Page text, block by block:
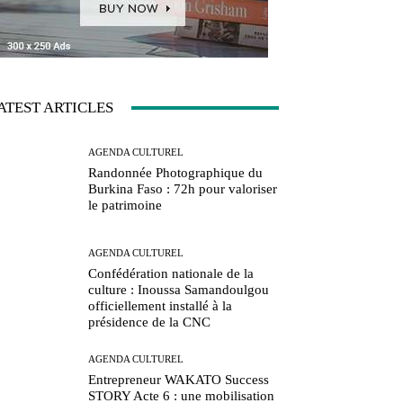
ARTICLES
AGENDA CULTUREL
Randonnée Photographique du
Burkina Faso : 72h pour valoriser
le patrimoine
AGENDA CULTUREL
Confédération nationale de la
culture : Inoussa Samandoulgou
officiellement installé à la
présidence de la CNC
AGENDA CULTUREL
Entrepreneur WAKATO Success
STORY Acte 6 : une mobilisation